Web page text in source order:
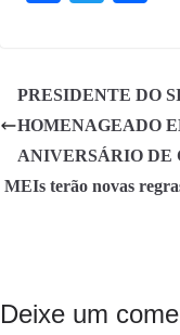
ok r
PRESIDENTE DO
HOMENAGEADO
ANIVERSÁRIO DE
MEIs terão novas
Deixe um